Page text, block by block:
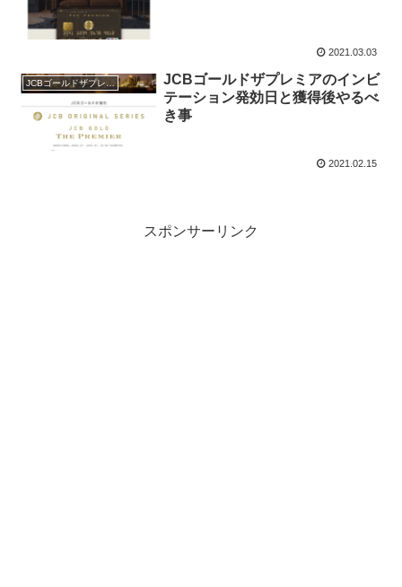
2021.03.03
JCBゴールドザプレミアのインビ
テーション発効日と獲得後やるべ
き事
2021.02.15
スポンサーリンク